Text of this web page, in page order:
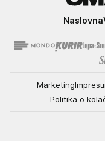
Naslovna
Marketing
Politika o